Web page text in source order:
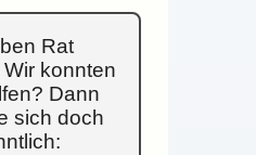
Rat
konnten
Dann
sich doch